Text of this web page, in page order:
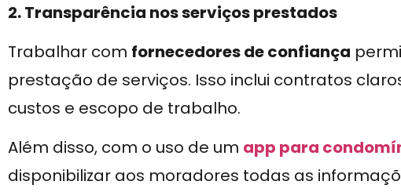
2. Transparência nos serviços prestados
Trabalhar com fornecedores de confiança
prestação de serviços. Isso inclui contratos
custos e escopo de trabalho.
Além disso, com o uso de um app para
disponibilizar aos moradores todas as